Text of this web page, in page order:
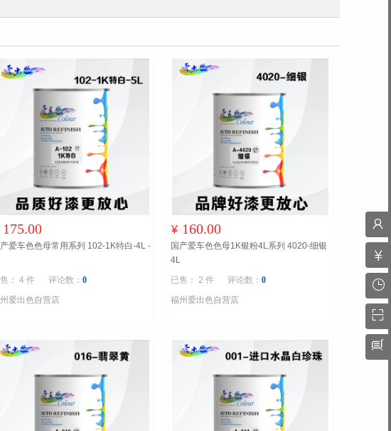
175.00
爱车色色母常用系列 102-1K特白-4L -
： 4 件 评论数： 0
爱出色自营店
¥ 160.00
国产爱车色色母1K银粉4L系列 4020-细银
4L
已售： 2 件
评论数：0
福州爱出色自营店